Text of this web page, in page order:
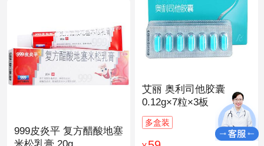
艾丽 奥利司他胶囊
0.12g×7粒×3板
多盒装
999皮炎平 复方醋酸地塞